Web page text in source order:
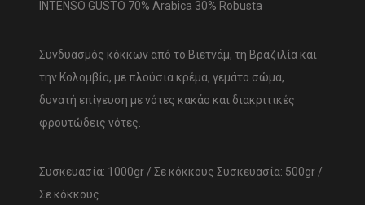
INTENSO GUSTO 70% Arabica 30% Robusta
Συνδυασμός κόκκων από το Βιετνάμ, τη Βραζιλία και
την Κολομβία, με πλούσια κρέμα, γεμάτο σώμα,
δυνατή επίγευση με νότες κακάο και διακριτικές
φρουτώδεις νότες.
Συσκευασία: 1000gr / Σε κόκκους Συσκευασία: 500gr /
Σε κόκκους